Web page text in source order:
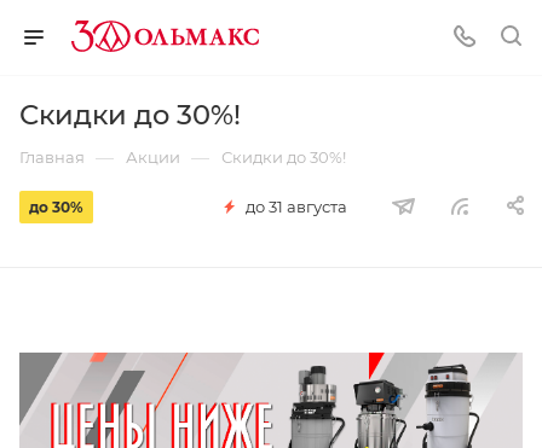
Скидки до 30%!
Главная — Акции — Скидки до 30%!
до 30% до 31 августа